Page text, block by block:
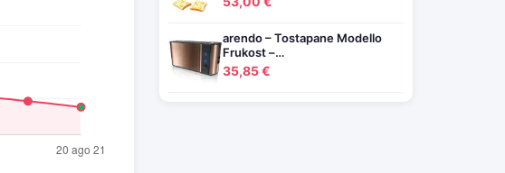
arendo – Tostapane Modello
Frukost –…
35,85 €